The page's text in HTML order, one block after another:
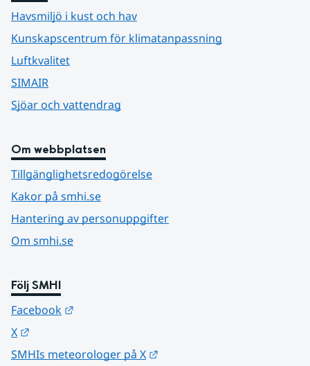
Havsmiljö i kust och hav
Kunskapscentrum för klimatanpassning
Luftkvalitet
SIMAIR
Sjöar och vattendrag
Om webbplatsen
Tillgänglighetsredogörelse
Kakor på smhi.se
Hantering av personuppgifter
Om smhi.se
Följ SMHI
Facebook
X
SMHIs meteorologer på X